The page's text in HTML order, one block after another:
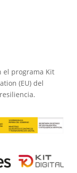
el programa Kit
(EU) del